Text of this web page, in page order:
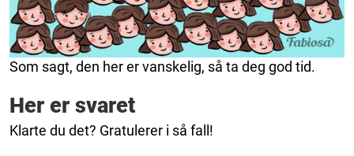
Som sagt, den her er vanskelig, så ta deg god tid.
Her er svaret
Klarte du det? Gratulerer i så fall!